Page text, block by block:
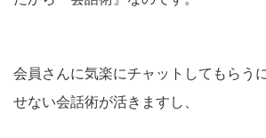
会員さんに気楽にチャットしてもらう
せない会話術が活きますし、